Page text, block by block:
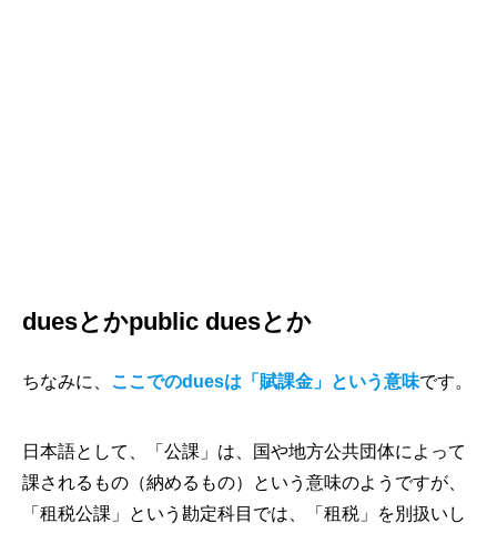
duesとかpublic duesとか
ちなみに、 ここでのduesは「賦課金」という意味です。
日本語として、「公課」は、国や地方公共団体によって
課されるもの（納めるもの）という意味のようですが、
「租税公課」という勘定科目では、「租税」を別扱いし